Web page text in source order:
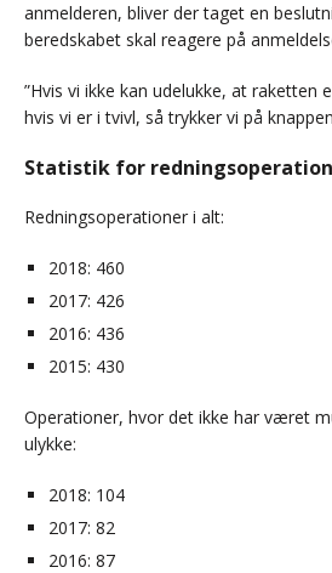
anmelderen, bliver der taget en
beredskabet skal reagere på
”Hvis vi ikke kan udelukke, at raketten
hvis vi er i tvivl, så trykker vi på
Statistik for
Redningsoperationer i alt:
2018: 460
2017: 426
2016: 436
2015: 430
Operationer, hvor det ikke har været
ulykke:
2018: 104
2017: 82
2016: 87